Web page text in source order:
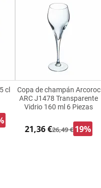
cl
Copa de champán Arcoroc
ARC J1478 Transparente
Vidrio 160 ml 6 Piezas
21,36 €26,49 € 19%